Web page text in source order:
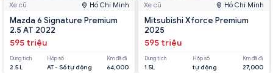
Xe cũ Hồ Chí Minh
Mazda 6 Signature Premium
2.5 AT 2022
595 triệu
Dung tích
2.5 L
Hộp số
AT - Số tự động
Km đã đi
64,000
Xe cũ Hồ Chí Minh
Mitsubishi Xforce Premium
2025
595 triệu
Dung tích
1.5L
Hộp số
tự động
Km đã đi
27,000